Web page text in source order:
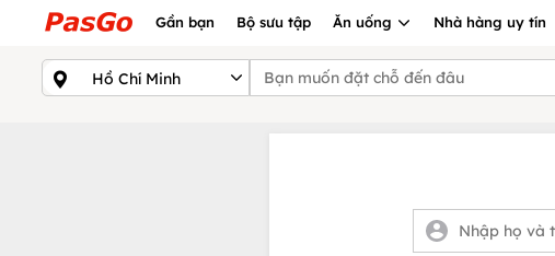
Gần bạn Bộ sưu tập Ăn uống Nhà hàng uy tín